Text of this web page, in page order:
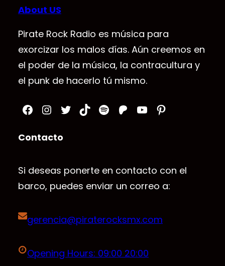
About US
Pirate Rock Radio es música para
exorcizar los malos días. Aún creemos en
el poder de la música, la contracultura y
el punk de hacerlo tú mismo.
Facebook Instagram Twitter TikTok Spotify Patreon YouTube Pinterest
Contacto
Si deseas ponerte en contacto con el
barco, puedes enviar un correo a:
gerencia@piraterocksmx.com
Opening Hours: 09:00 20:00